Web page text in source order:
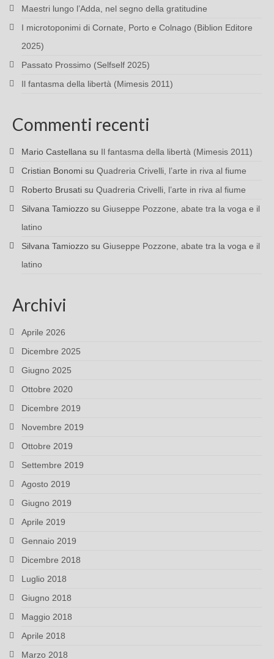
Maestri lungo l’Adda, nel segno della gratitudine
I microtoponimi di Cornate, Porto e Colnago (Biblion Editore
2025)
Passato Prossimo (Selfself 2025)
Il fantasma della libertà (Mimesis 2011)
Commenti recenti
Mario Castellana su Il fantasma della libertà (Mimesis 2011)
Cristian Bonomi su Quadreria Crivelli, l’arte in riva al fiume
Roberto Brusati su Quadreria Crivelli, l’arte in riva al fiume
Silvana Tamiozzo su Giuseppe Pozzone, abate tra la voga e il
latino
Silvana Tamiozzo su Giuseppe Pozzone, abate tra la voga e il
latino
Archivi
Aprile 2026
Dicembre 2025
Giugno 2025
Ottobre 2020
Dicembre 2019
Novembre 2019
Ottobre 2019
Settembre 2019
Agosto 2019
Giugno 2019
Aprile 2019
Gennaio 2019
Dicembre 2018
Luglio 2018
Giugno 2018
Maggio 2018
Aprile 2018
Marzo 2018